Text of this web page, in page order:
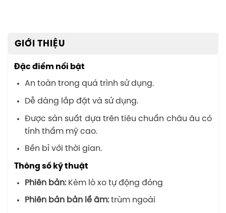
GIỚI THIỆU
Đặc điểm nổi bật
An toàn trong quá trình sử dụng.
Dễ dàng lắp đặt và sử dụng.
Được sản suất dựa trên tiêu chuẩn châu âu có
tính thẩm mỹ cao.
Bền bỉ với thời gian.
Thông số kỹ thuật
Phiên bản:Kèm lò xo tự động đóng
Phiên bản bản lề âm:trùm ngoài